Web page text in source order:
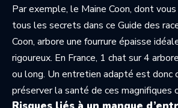
Par exemple, le Maine Coon, dont
tous les secrets dans ce Guide des
Coon, arbore une fourrure épaisse
rigoureux. En France, 1 chat sur 4
ou long. Un entretien adapté est donc
préserver la santé de ces magnifiques